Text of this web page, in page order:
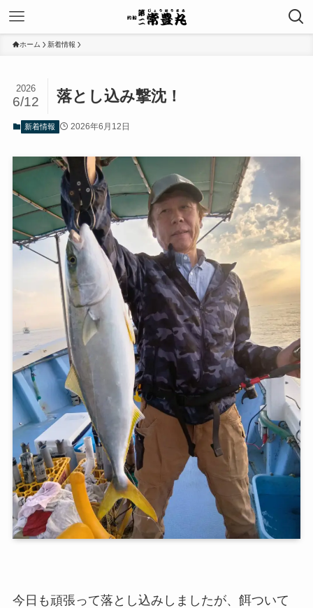
ホーム 新着情報
落とし込み撃沈！
2026
6/12
新着情報 2026年6月12日
今日も頑張って落とし込みしましたが、餌ついて